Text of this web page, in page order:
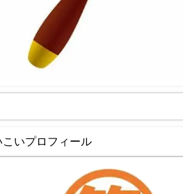
こいプロフィール